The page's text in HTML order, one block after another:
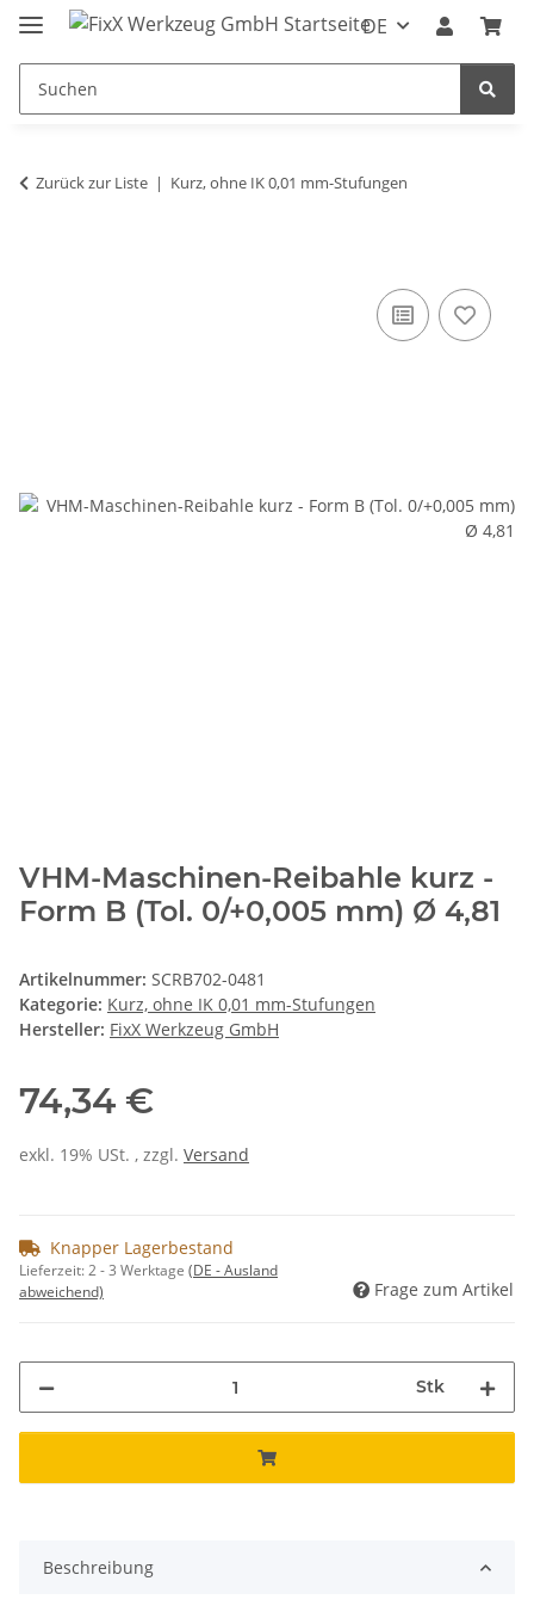
DE
Zurück zur Liste Kurz, ohne IK 0,01 mm-Stufungen
VHM-Maschinen-Reibahle kurz -
Form B (Tol. 0/+0,005 mm) Ø 4,81
Artikelnummer: SCRB702-0481
Kategorie: Kurz, ohne IK 0,01 mm-Stufungen
Hersteller: FixX Werkzeug GmbH
74,34 €
exkl. 19% USt. , zzgl. Versand
Knapper Lagerbestand
Lieferzeit:2 - 3 Werktage (DE - Ausland
abweichend)
Frage zum Artikel
Stk
Beschreibung